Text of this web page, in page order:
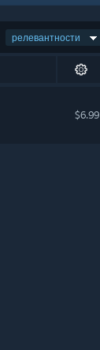
релевантности
$6.99